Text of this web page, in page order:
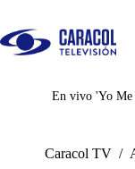
Juegos
En vivo 'Yo Me
Caracol TV /